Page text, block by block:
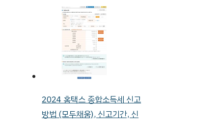
2024 홈택스 종합소득세 신고
방법 (모두채움), 신고기간, 신